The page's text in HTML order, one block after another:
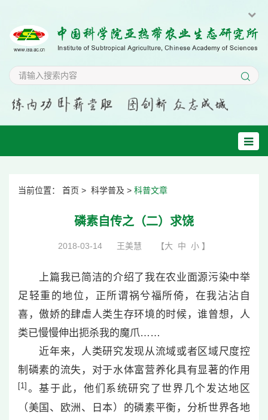
当前位置： 首页 > 科学普及 > 科普文章
磷素自传之（二）求饶
2018-03-14 王美慧 【大 中 小 】
上篇我已简洁的介绍了我在农业面源污染中举
足轻重的地位，正所谓祸兮福所倚，在我沾沾自
喜，傲娇的肆虐人类生存环境的时候，谁曾想，人
类已慢慢伸出扼杀我的魔爪……
近年来，人类研究发现从流域或者区域尺度控
制磷素的流失，对于水体富营养化具有显著的作用
[1] 。基于此，他们系统研究了世界几个发达地区
（美国、欧洲、日本）的磷素平衡，分析世界各地